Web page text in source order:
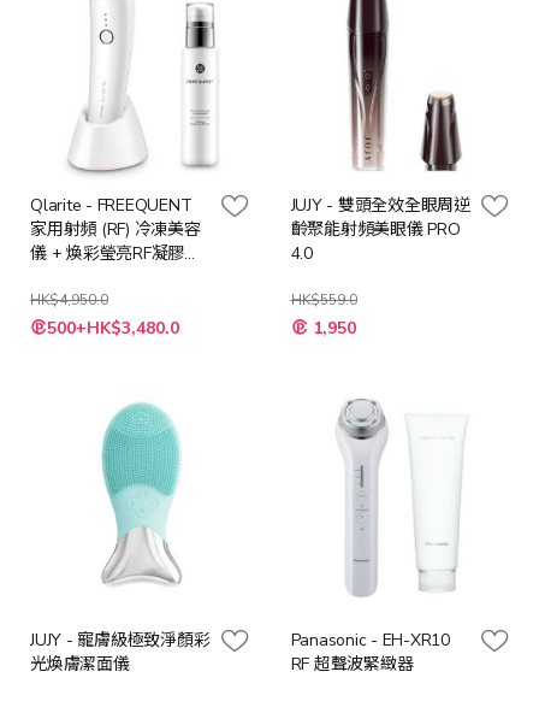
Qlarite - FREEQUENT
家用射頻 (RF) 冷凍美容
儀 + 煥彩瑩亮RF凝膠
HK$4,950.0
特
殊 500+HK$3,480.0
JUJY - 雙頭全效全眼周逆
齡聚能射頻美眼儀 PRO
4.0
HK$559.0
特
殊 1,950
JUJY - 寵膚級極致淨顏彩
光煥膚潔面儀
Panasonic - EH-XR10
RF 超聲波緊緻器